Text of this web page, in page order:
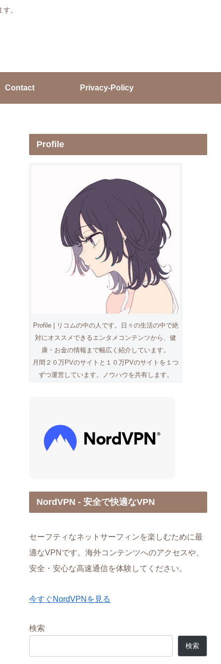
。
Contact Privacy-Policy
Profile
Profile | リコムの中の人です。日々の生活の中で絶
対にオススメできるエンタメコンテンツから、健
康・お金の情報まで幅広く紹介しています。
月間２０万PVのサイトと１０万PVのサイトを１つ
ずつ運営しています。ノウハウを共有します。
NordVPN - 安全で快適なVPN
セーフティなネットサーフィンを楽しむために最
適なVPNです。海外コンテンツへのアクセスや、
安全・安心な高速通信を体験してください。
今すぐNordVPNを見る
検索
検索